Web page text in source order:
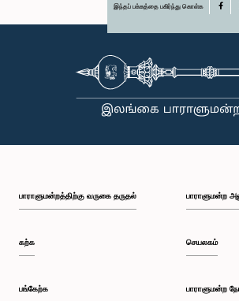
இந்தப் பக்கத்தை பகிர்ந்து கொள்க
பாராளுமன்றத்திற்கு வருகை தருதல்
கற்க
பங்கேற்க
பாராளுமன்ற
செயலகம்
பாராளுமன்ற